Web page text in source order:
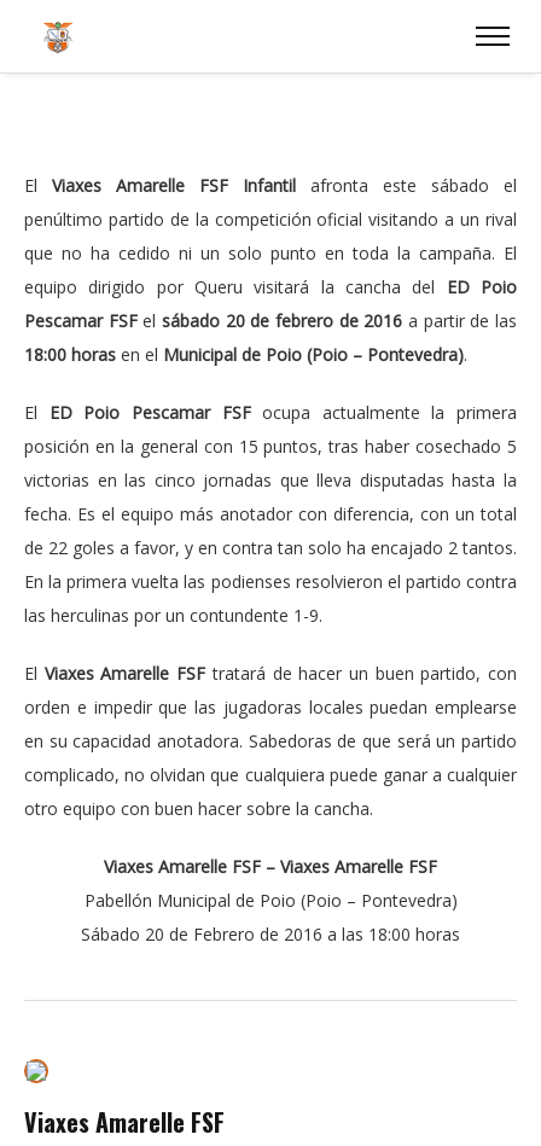
El Viaxes Amarelle FSF Infantil afronta este sábado el
penúltimo partido de la competición oficial visitando a un rival
que no ha cedido ni un solo punto en toda la campaña. El
equipo dirigido por Queru visitará la cancha del ED Poio
Pescamar FSFelsábado 20 de febrero de 2016 a partir de las
18:00 horas en el Municipal de Poio (Poio – Pontevedra).
El ED Poio Pescamar FSFocupa actualmente la primera
posición en la general con 15 puntos, tras haber cosechado 5
victorias en las cinco jornadas que lleva disputadas hasta la
fecha. Es el equipo más anotador con diferencia, con un total
de 22 goles a favor, y en contra tan solo ha encajado 2 tantos.
En la primera vuelta las podienses resolvieron el partido contra
las herculinas por un contundente 1-9.
El Viaxes Amarelle FSFtratará de hacer un buen partido, con
orden e impedir que las jugadoras locales puedan emplearse
en su capacidad anotadora. Sabedoras de que será un partido
complicado, no olvidan que cualquiera puede ganar a cualquier
otro equipo con buen hacer sobre la cancha.
Viaxes Amarelle FSF – Viaxes Amarelle FSF
Pabellón Municipal de Poio (Poio – Pontevedra)
Sábado 20 de Febrero de 2016 a las 18:00 horas
Viaxes Amarelle FSF